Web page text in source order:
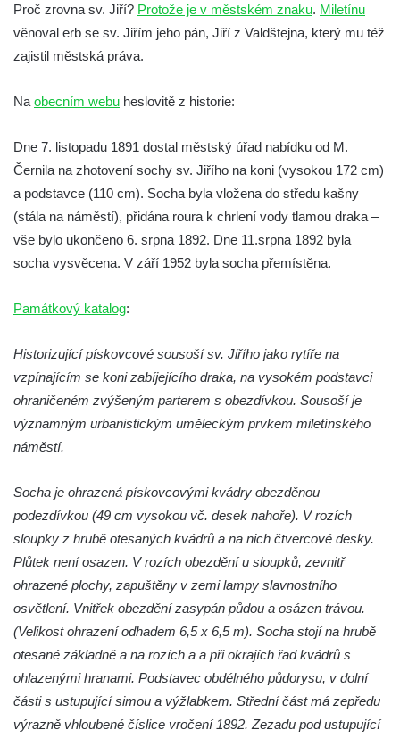
Socha Přátelství v ZOO Hluboká
Socha Kudlanka v ZOO Hluboká
Socha Rys číhající na srnu v ZOO Hluboká
Socha Orlice v ZOO Hluboká
Socha Tygr v ZOO Hluboká
Socha Želva v ZOO Hluboká
Socha Kozorožec horský v ZOO Hluboká
Socha Nosorožík v ZOO Hluboká
Socha Rosomák v ZOO Hluboká
Socha Beruška v ZOO Hluboká
Socha Vážka v ZOO Hluboká
Flamingo trůn v ZOO Hluboká
Lavička Kůň Převalského v ZOO Hluboká
Lysá nad Labem, barokní město Šporkovo
Socha Roháč v ZOO Hluboká
Socha Mystik v ZOO Hluboká
Reliéf Rodina a práce na budově záložny
čp. 69/1 v Českých Budějovicích
Socha Jana Valeria Jirsíka u Černé věže v
Českých Budějovicích
Proč zrovna sv. Jiří? Protože je v městském znaku. Miletínu
věnoval erb se sv. Jiřím jeho pán, Jiří z Valdštejna, který mu též
zajistil městská práva.
Na obecním webu heslovitě z historie:
Dne 7. listopadu 1891 dostal městský úřad nabídku od M.
Černila na zhotovení sochy sv. Jiřího na koni (vysokou 172 cm)
a podstavce (110 cm). Socha byla vložena do středu kašny
(stála na náměstí), přidána roura k chrlení vody tlamou draka –
vše bylo ukončeno 6. srpna 1892. Dne 11.srpna 1892 byla
socha vysvěcena. V září 1952 byla socha přemístěna.
Památkový katalog:
Historizující pískovcové sousoší sv. Jiřího jako rytíře na
vzpínajícím se koni zabíjejícího draka, na vysokém podstavci
ohraničeném zvýšeným parterem s obezdívkou. Sousoší je
významným urbanistickým uměleckým prvkem miletínského
náměstí.
Socha je ohrazená pískovcovými kvádry obezděnou
podezdívkou (49 cm vysokou vč. desek nahoře). V rozích
sloupky z hrubě otesaných kvádrů a na nich čtvercové desky.
Plůtek není osazen. V rozích obezdění u sloupků, zevnitř
ohrazené plochy, zapuštěny v zemi lampy slavnostního
osvětlení. Vnitřek obezdění zasypán půdou a osázen trávou.
(Velikost ohrazení odhadem 6,5 x 6,5 m). Socha stojí na hrubě
otesané základně a na rozích a a při okrajích řad kvádrů s
ohlazenými hranami. Podstavec obdélného půdorysu, v dolní
části s ustupující simou a výžlabkem. Střední část má zepředu
výrazně vhloubené číslice vročení 1892. Zezadu pod ustupující